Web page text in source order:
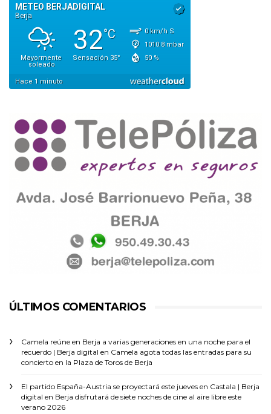
ÚLTIMOS COMENTARIOS
Camela reúne en Berja a varias generaciones en una noche para el
recuerdo | Berja digital en Camela agota todas las entradas para su
concierto en la Plaza de Toros de Berja
El partido España-Austria se proyectará este jueves en Castala | Berja
digital en Berja disfrutará de siete noches de cine al aire libre este
verano 2026